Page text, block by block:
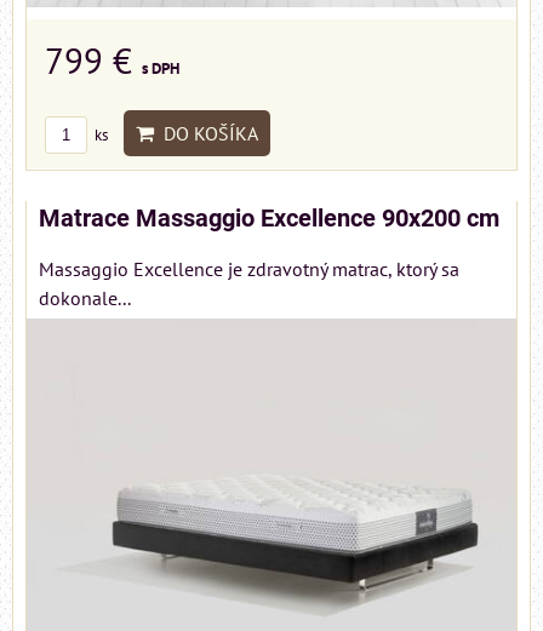
799 € s DPH
ks DO KOŠÍKA
Matrace Massaggio Excellence 90x200 cm
Massaggio Excellence je zdravotný matrac, ktorý sa
dokonale...